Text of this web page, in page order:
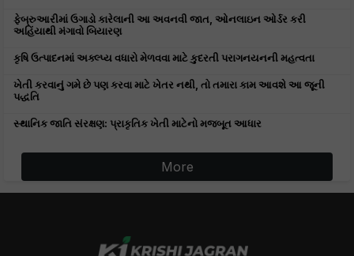
ફેબ્રુઆરીમાં ઉગાડો કારેલાની આ અવનવી જાત, ઓનલાઇન ઓર્ડર કરી
અહિંયાથી મંગાવો બિયારણ
કૃષિ ઉત્પાદનમાં અક્લ્પ્ય વધારો મેળવવા માટે કુદરતી પરાગનયનની મહત્વતા
ખેતી કરવાનું ગમે છે પણ કરવા માટે ખેતર નથી, તો તમારા કામ આવશે આ જૂની
પદ્ધતિ
સ્થાનિક જાતિ સંરક્ષણ: પ્રાકૃતિક ખેતી માટેનો મજબૂત આધાર
More